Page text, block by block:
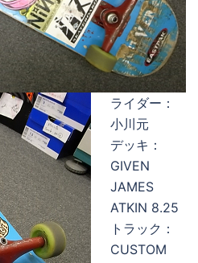
ライダー：
小川元
デッキ：
GIVEN
JAMES
ATKIN 8.25
トラック：
CUSTOM